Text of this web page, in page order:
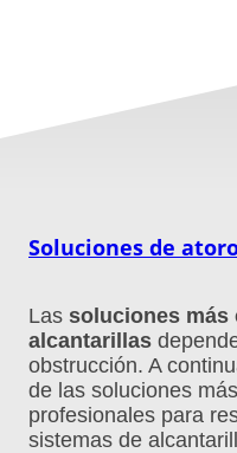
Soluciones de
Las soluciones más
alcantarillas
obstrucción. A
de las soluciones
profesionales para
sistemas de